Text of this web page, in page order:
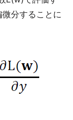
分することに